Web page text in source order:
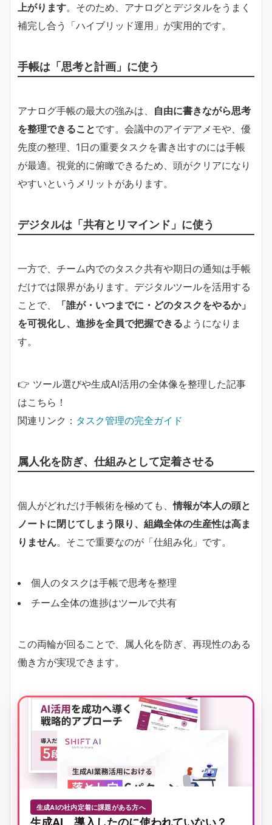
上がります。そのため、アナログとデジタルをうまく
補完し合う「ハイブリッド運用」が実用的です。
手帳は「思考と計画」に使う
アナログ手帳の最大の強みは、 自由に書きながら思考
を整理できることです。会議中のアイデアメモや、優
先度の整理、1日の重要タスクを書き出すのには手帳
が最適。視覚的に俯瞰できるため、頭がクリアになり
やすいというメリットがあります。
デジタルは「共有とリマインド」に使う
一方で、チーム内でのタスク共有や期日の通知は手帳
だけでは限界があります。デジタルツールを活用する
ことで、
「誰が・いつまでに・どのタスクをやるか」
を可視化し、進捗を全員で把握できるようになりま
す。
👉 ツール選びや生成AI活用の全体像を整理した記事
はこちら！
関連リンク： タスク管理の完全ガイド
属人化を防ぎ、仕組みとして定着させる
個人がどれだけ手帳術を極めても、情報が本人の頭と
ノートに閉じてしまう限り、組織全体の生産性は高ま
りません。そこで重要なのが「仕組み化」です。
個人のタスクは手帳で思考を整理
チーム全体の進捗はツールで共有
この両輪が回ることで、属人化を防ぎ、再現性のある
働き方が実現できます。
生成AIの社内定着に課題がある方へ
生成AI、導入したのに使われていない？